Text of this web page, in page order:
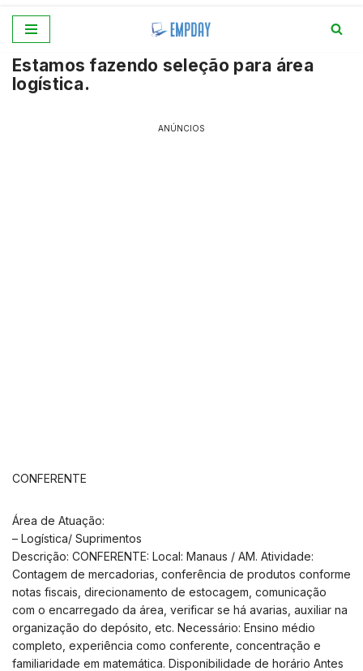
para
o
Estamos fazendo seleção para área
logística.
ANÚNCIOS
CONFERENTE
Área de Atuação:
– Logística/ Suprimentos
Descrição: CONFERENTE: Local: Manaus / AM. Atividade:
Contagem de mercadorias, conferência de produtos conforme
notas fiscais, direcionamento de estocagem, comunicação
com o encarregado da área, verificar se há avarias, auxiliar na
organização do depósito, etc. Necessário: Ensino médio
completo, experiência como conferente, concentração e
familiaridade em matemática. Disponibilidade de horário Antes